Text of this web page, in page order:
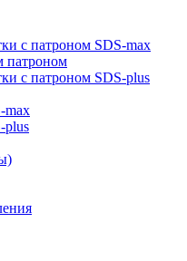
с патроном SDS-max
патроном
с патроном SDS-plus
max
plus